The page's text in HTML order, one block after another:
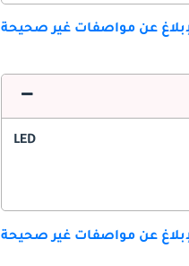
عن مواصفات غير صحيحة
LED
عن مواصفات غير صحيحة